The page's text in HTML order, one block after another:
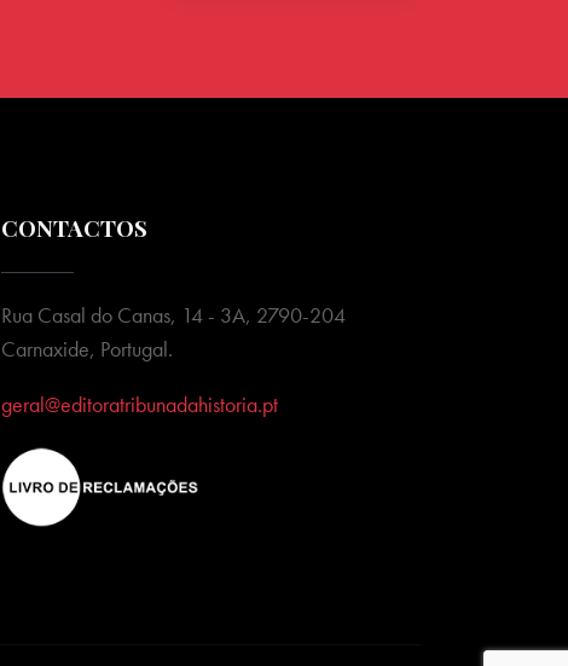
CONTACTOS
Rua Casal do Canas, 14 - 3A, 2790-204
Carnaxide, Portugal.
geral@editoratribunadahistoria.pt